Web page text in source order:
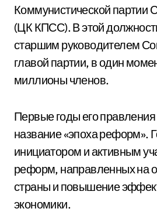
Коммунистической партии
(ЦК КПСС). В этой
старшим руководителем
главой партии, в один
миллионы членов.
Первые годы его
название «эпоха реформ».
инициатором и активным
реформ, направленных на
страны и повышение
экономики.